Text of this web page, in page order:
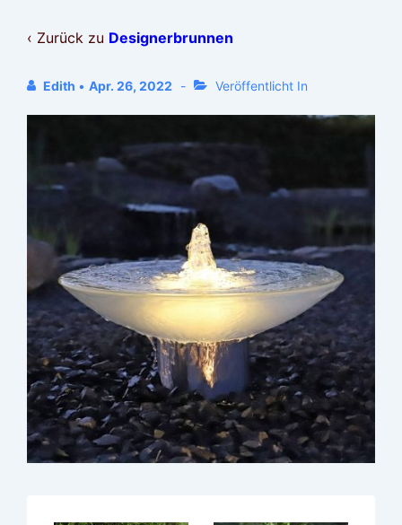
‹ Zurück zu Designerbrunnen
Edith • Apr. 26, 2022 Veröffentlicht In